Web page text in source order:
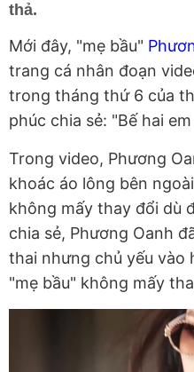
thả.
Mới đây, "mẹ bầu"
trang cá nhân đoạn
trong tháng thứ 6 của
phúc chia sẻ: "Bế hai
Trong video, Phương
khoác áo lông bên
không mấy thay đổi dù
chia sẻ, Phương Oanh
thai nhưng chủ yếu vào
"mẹ bầu" không mấy